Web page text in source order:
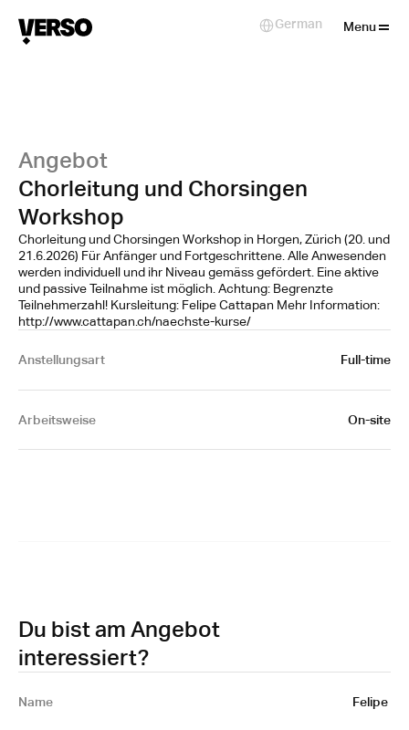
Angebot
Chorleitung und Chorsingen
Workshop
Chorleitung und Chorsingen Workshop in Horgen, Zürich (20. und
21.6.2026) Für Anfänger und Fortgeschrittene. Alle Anwesenden
werden individuell und ihr Niveau gemäss gefördert. Eine aktive
und passive Teilnahme ist möglich. Achtung: Begrenzte
Teilnehmerzahl! Kursleitung: Felipe Cattapan Mehr Information:
http://www.cattapan.ch/naechste-kurse/
Anstellungsart Full-time
Arbeitsweise On-site
Du bist am Angebot
interessiert?
Name Felipe
Menu
Select Language
German